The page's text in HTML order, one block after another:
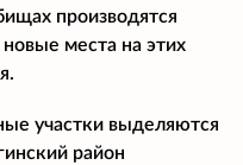
производятся
места на этих
участки выделяются
район